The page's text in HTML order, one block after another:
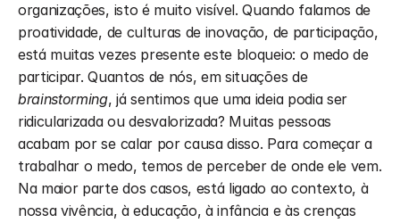
organizações, isto é muito visível. Quando falamos de
proatividade, de culturas de inovação, de participação,
está muitas vezes presente este bloqueio: o medo de
participar. Quantos de nós, em situações de
brainstorming, já sentimos que uma ideia podia ser
ridicularizada ou desvalorizada? Muitas pessoas
acabam por se calar por causa disso. Para começar a
trabalhar o medo, temos de perceber de onde ele vem.
Na maior parte dos casos, está ligado ao contexto, à
nossa vivência, à educação, à infância e às crenças